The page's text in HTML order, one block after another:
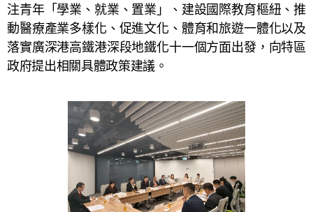
注青年「學業、就業、置業」、建設國際教育樞紐、推
動醫療產業多樣化、促進文化、體育和旅遊一體化以及
落實廣深港高鐵港深段地鐵化十一個方面出發，向特區
政府提出相關具體政策建議。